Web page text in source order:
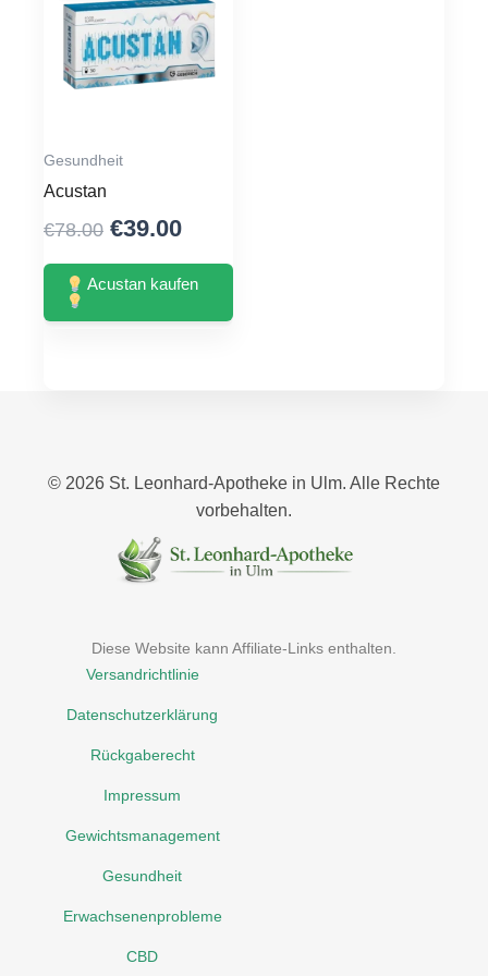
Gesundheit
Acustan
€78.00 Original
price
was:
€78.00.
€39.00Current
price
is:
€39.00.
Acustan kaufen
© 2026 St. Leonhard‑Apotheke in Ulm. Alle Rechte
vorbehalten.
Diese Website kann Affiliate-Links enthalten.
Versandrichtlinie
Datenschutzerklärung
Rückgaberecht
Impressum
Gewichtsmanagement
Gesundheit
Erwachsenenprobleme
CBD